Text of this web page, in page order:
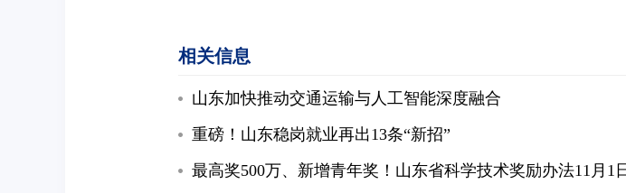
相关信息
山东加快推动交通运输与人工智能深度融合
重磅！山东稳岗就业再出13条“新招”
最高奖500万、新增青年奖！山东省科学技术奖励办法11月1